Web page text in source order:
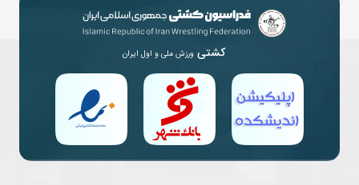
کشتی ورزش ملی و اول ایران